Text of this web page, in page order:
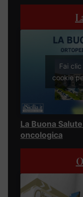
Fai
cookie
La Buona
oncologica